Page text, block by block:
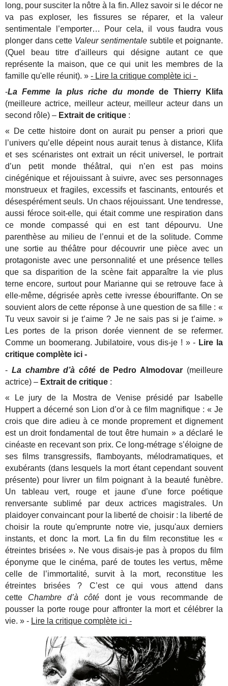
long, pour susciter la nôtre à la fin. Allez savoir si le décor ne
va pas exploser, les fissures se réparer, et la valeur
sentimentale l’emporter… Pour cela, il vous faudra vous
plonger dans cette Valeur sentimentalesubtile et poignante.
(Quel beau titre d'ailleurs qui désigne autant ce que
représente la maison, que ce qui unit les membres de la
famille qu'elle réunit). »- Lire la critique complète ici -
-La Femme la plus riche du mondede Thierry Klifa
(meilleure actrice, meilleur acteur, meilleur acteur dans un
second rôle) – Extrait de critique :
« De cette histoire dont on aurait pu penser a priori que
l’univers qu’elle dépeint nous aurait tenus à distance, Klifa
et ses scénaristes ont extrait un récit universel, le portrait
d’un petit monde théâtral, qui n’en est pas moins
cinégénique et réjouissant à suivre, avec ses personnages
monstrueux et fragiles, excessifs et fascinants, entourés et
désespérément seuls. Un chaos réjouissant. Une tendresse,
aussi féroce soit-elle, qui était comme une respiration dans
ce monde compassé qui en est tant dépourvu. Une
parenthèse au milieu de l’ennui et de la solitude. Comme
une sortie au théâtre pour découvrir une pièce avec un
protagoniste avec une personnalité et une présence telles
que sa disparition de la scène fait apparaître la vie plus
terne encore, surtout pour Marianne qui se retrouve face à
elle-même, dégrisée après cette ivresse ébouriffante. On se
souvient alors de cette réponse à une question de sa fille : «
Tu veux savoir si je t’aime ? Je ne sais pas si je t’aime. »
Les portes de la prison dorée viennent de se refermer.
Comme un boomerang. Jubilatoire, vous dis-je ! » - Lire la
critique complète ici -
- La chambre d’à côté de Pedro Almodovar (meilleure
actrice) – Extrait de critique :
« Le jury de la Mostra de Venise présidé par Isabelle
Huppert a décerné son Lion d’or à ce film magnifique : « Je
crois que dire adieu à ce monde proprement et dignement
est un droit fondamental de tout être humain » a déclaré le
cinéaste en recevant son prix. Ce long-métrage s’éloigne de
ses films transgressifs, flamboyants, mélodramatiques, et
exubérants (dans lesquels la mort étant cependant souvent
présente) pour livrer un film poignant à la beauté funèbre.
Un tableau vert, rouge et jaune d’une force poétique
renversante sublimé par deux actrices magistrales. Un
plaidoyer convaincant pour la liberté de choisir : la liberté de
choisir la route qu'emprunte notre vie, jusqu'aux derniers
instants, et donc la mort.
La fin du film reconstitue les «
étreintes brisées ». Ne vous disais-je pas à propos du film
éponyme que le cinéma, paré de toutes les vertus, même
celle de l’immortalité, survit à la mort, reconstitue les
étreintes brisées ? C’est ce qui vous attend dans
cette Chambre d’à côté dont je vous recommande de
pousser la porte rouge pour affronter la mort et célébrer la
vie. » - Lire la critique complète ici -